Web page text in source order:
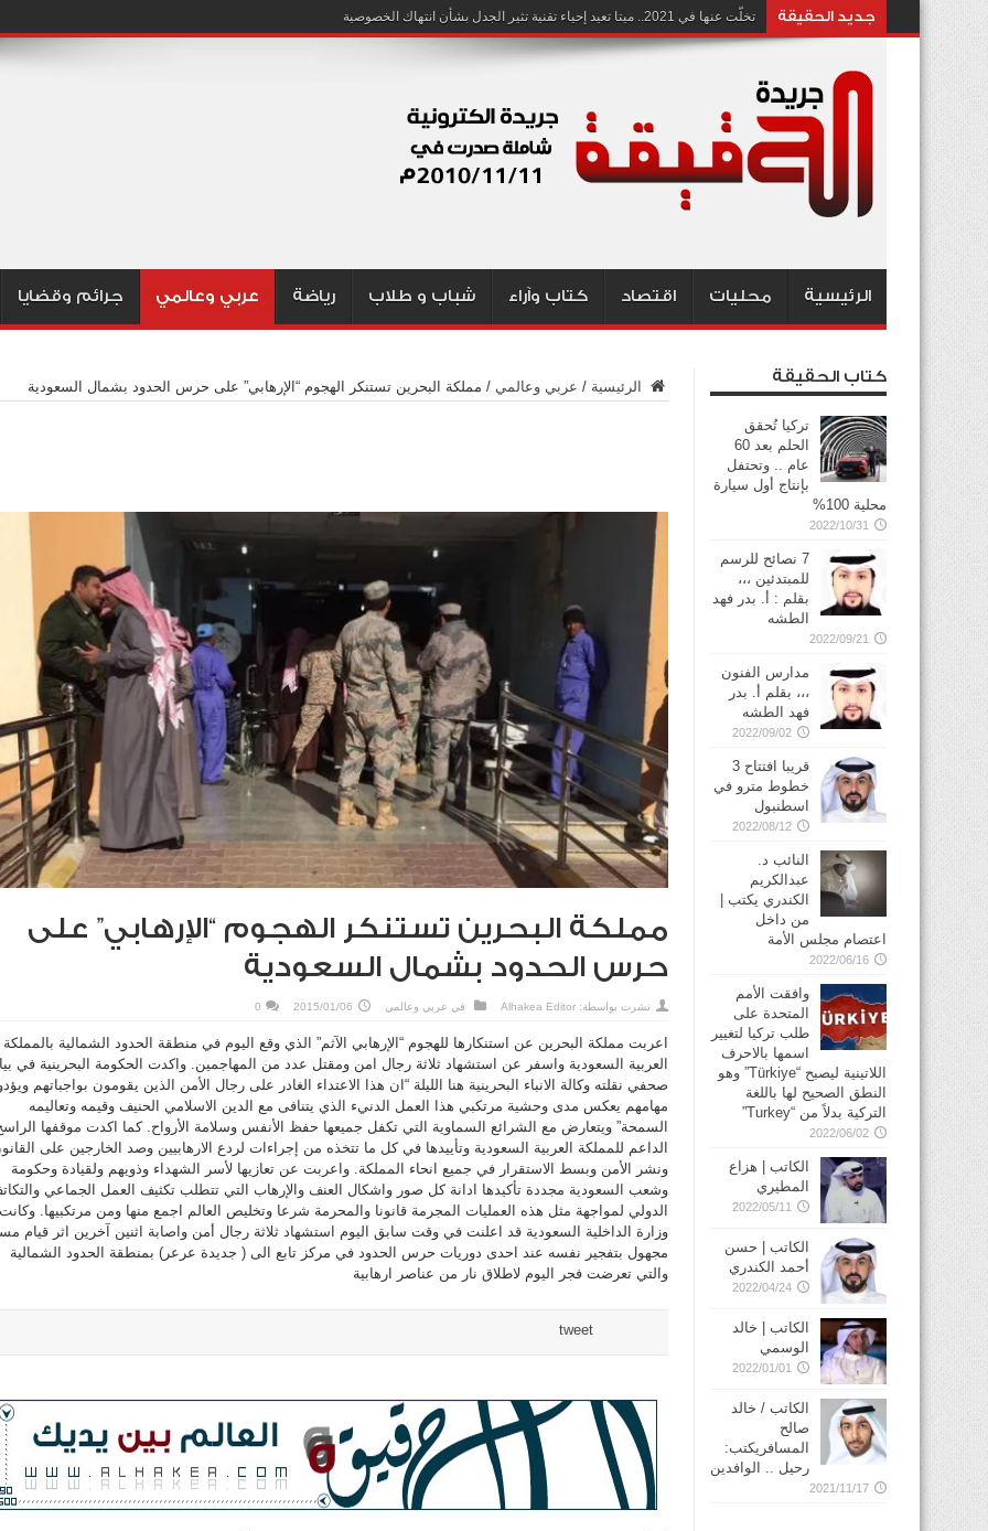
جديد الحقيقة تخلّت عنها في 2021.. ميتا تعيد إحياء تقنية تثير الجدل بشأن انتهاك الخصوصية
الرئيسية محليات اقتصاد كتاب وآراء شباب و طلاب رياضة عربي وعالمي جرائم وقضايا
الرئيسية / عربي وعالمي / مملكة البحرين تستنكر الهجوم “الإرهابي” على حرس الحدود بشمال السعودية
مملكة البحرين تستنكر الهجوم “الإرهابي” على
حرس الحدود بشمال السعودية
نشرت بواسطة: Alhakea Editor في عربي وعالمي 2015/01/06
0
اعربت مملكة البحرين عن استنكارها للهجوم “الإرهابي الآثم” الذي وقع اليوم في منطقة الحدود الشمالية بالمملكة
العربية السعودية واسفر عن استشهاد ثلاثة رجال امن ومقتل عدد من المهاجمين. واكدت الحكومة البحرينية في
صحفي نقلته وكالة الانباء البحرينية هنا الليلة “ان هذا الاعتداء الغادر على رجال الأمن الذين يقومون بواجباتهم
مهامهم يعكس مدى وحشية مرتكبي هذا العمل الدنيء الذي يتنافى مع الدين الاسلامي الحنيف وقيمه وتعاليمه
السمحة” ويتعارض مع الشرائع السماوية التي تكفل جميعها حفظ الأنفس وسلامة الأرواح. كما اكدت موقفها
الداعم للمملكة العربية السعودية وتأييدها في كل ما تتخذه من إجراءات لردع الارهابيين وصد الخارجين على
ونشر الأمن وبسط الاستقرار في جميع انحاء المملكة. واعربت عن تعازيها لأسر الشهداء وذويهم ولقيادة وحكومة
وشعب السعودية مجددة تأكيدها ادانة كل صور واشكال العنف والإرهاب التي تتطلب تكثيف العمل الجماعي
الدولي لمواجهة مثل هذه العمليات المجرمة قانونا والمحرمة شرعا وتخليص العالم اجمع منها ومن مرتكبيها. وكانت
وزارة الداخلية السعودية قد اعلنت في وقت سابق اليوم استشهاد ثلاثة رجال أمن واصابة اثنين آخرين اثر قيام
مجهول بتفجير نفسه عند احدى دوريات حرس الحدود في مركز تابع الى ( جديدة عرعر) بمنطقة الحدود الشمالية
والتي تعرضت فجر اليوم لاطلاق نار من عناصر ارهابية
tweet
كتاب الحقيقة
تركيا تُحقق
الحلم بعد 60
عام .. وتحتفل
بإنتاج أول سيارة
محلية 100%
2022/10/31
7 نصائح للرسم
للمبتدئين ،،،
بقلم : أ. بدر فهد
الطشه
2022/09/21
مدارس الفنون
،،، بقلم أ. بدر
فهد الطشه
2022/09/02
قريبا افتتاح 3
خطوط مترو في
2022/08/12
النائب د.
عبدالكريم
الكندري يكتب |
من داخل
اعتصام مجلس الأمة
2022/06/16
وافقت الأمم
المتحدة على
طلب تركيا لتغيير
اسمها بالاحرف
اللاتينية ليصبح “Türkiye” وهو
النطق الصحيح لها باللغة
التركية بدلاً من “Turkey”
2022/06/02
الكاتب | هزاع
المطيري
2022/05/11
الكاتب | حسن
أحمد الكندري
2022/04/24
الكاتب | خالد
الوسمي
2022/01/01
الكاتب / خالد
صالح
المسافريكتب:
رحيل .. الوافدين
2021/11/17